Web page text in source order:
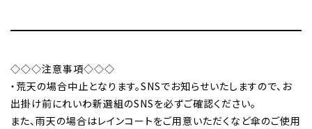
◇◇◇注意事項◇◇◇
・荒天の場合中止となります。SNSでお知らせいたしますので、お
出掛け前にれいわ新選組のSNSを必ずご確認ください。
また、雨天の場合はレインコートをご用意いただくなど傘のご使用